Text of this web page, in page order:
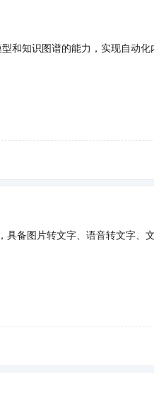
和知识图谱的能力，实现自动化
具备图片转文字、语音转文字、